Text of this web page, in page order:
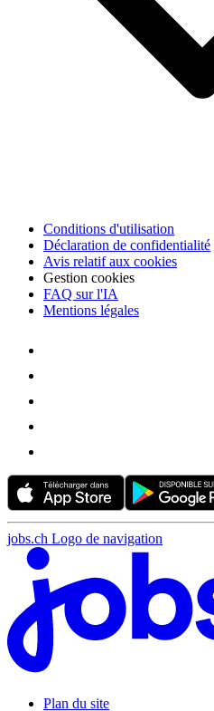
Conditions d'utilisation
Déclaration de confidentialité
Avis relatif aux cookies
Gestion cookies
FAQ sur l'IA
Mentions légales
jobs.ch Logo de navigation
Plan du site